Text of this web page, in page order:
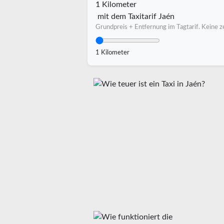
1 Kilometer
mit dem Taxitarif Jaén
Grundpreis + Entfernung im Tagtarif. Keine
1 Kilometer